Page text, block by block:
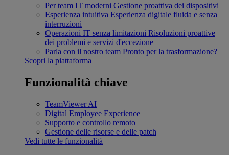
Per team IT moderni Gestione proattiva dei dispositivi
Esperienza intuitiva Esperienza digitale fluida e senza
interruzioni
Operazioni IT senza limitazioni Risoluzioni proattive
dei problemi e servizi d'eccezione
Parla con il nostro team Pronto per la trasformazione?
Scopri la piattaforma
Funzionalità chiave
TeamViewer AI
Digital Employee Experience
Supporto e controllo remoto
Gestione delle risorse e delle patch
Vedi tutte le funzionalità